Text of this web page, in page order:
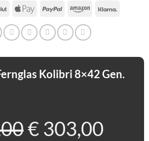
RevolutApple
PayPal Amazon
Kolibri 8×42 Gen.
€303,00